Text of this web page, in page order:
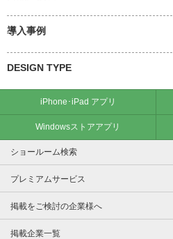
導入事例
DESIGN TYPE
iPhone･iPad アプリ
Windowsストアアプリ
ショールーム検索
プレミアムサービス
掲載をご検討の企業様へ
掲載企業一覧